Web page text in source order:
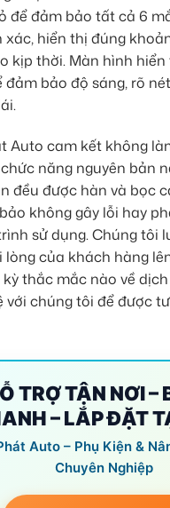
để đảm bảo tất cả 6
xác, hiển thị đúng
kịp thời. Màn hình
đảm bảo độ sáng, rõ
Auto cam kết không
năng nguyên bản
đều được hàn và bọc
không gây lỗi hay
sử dụng. Chúng tôi
lòng của khách hàng
thắc mắc nào về
với chúng tôi để được
TRỢ TẬN NƠI –
– LẮP ĐẶT
Auto – Phụ Kiện &
Chuyên Nghiệp